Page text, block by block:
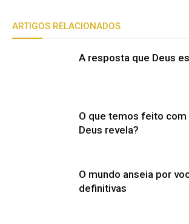
ARTIGOS RELACIONADOS
A resposta que Deus
O que temos feito com
Deus revela?
O mundo anseia por
definitivas